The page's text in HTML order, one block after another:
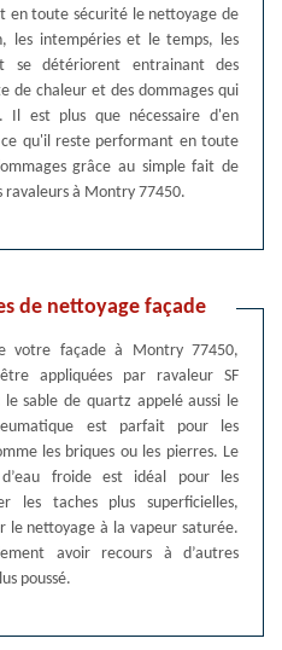
en toute sécurité le nettoyage de
les intempéries et le temps, les
se détériorent entrainant des
de chaleur et des dommages qui
Il est plus que nécessaire d'en
qu'il reste performant en toute
grâce au simple fait de
à Montry 77450.
de nettoyage façade
votre façade à Montry 77450,
appliquées par ravaleur SF
sable de quartz appelé aussi le
est parfait pour les
les briques ou les pierres. Le
froide est idéal pour les
les taches plus superficielles,
nettoyage à la vapeur saturée.
avoir recours à d’autres
poussé.